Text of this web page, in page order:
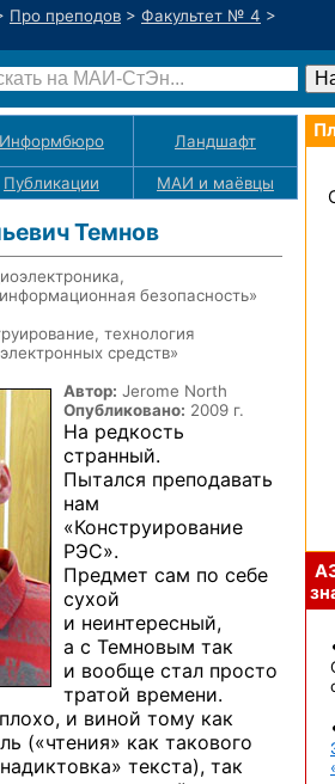
Про преподов > Факультет № 4 >
Информбюро Ландшафт
Публикации МАИ и маёвцы
Темнов
безопасность»
технология
средств»
Автор: Jerome North
Опубликовано: 2009 г.
На редкость
странный.
Пытался преподавать
нам
«Конструирование
РЭС».
Предмет сам по себе
сухой
и неинтересный,
а с Темновым так
и вообще стал просто
тратой времени.
и виной тому как
(«чтения» как такового
текста), так